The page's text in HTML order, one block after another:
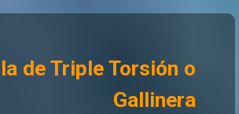
de Triple Torsión o
Gallinera